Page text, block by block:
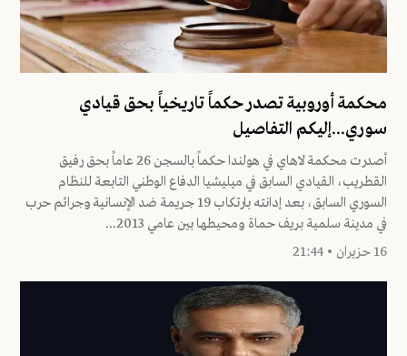
محكمة أوروبية تصدر حكماً تاريخياً بحق قيادي
سوري...إليكم التفاصيل
أصدرت محكمة لاهاي في هولندا حكماً بالسجن 26 عاماً بحق رفيق
القطريب، القيادي السابق في ميليشيا الدفاع الوطني التابعة للنظام
السوري السابق، بعد إدانته بارتكاب 19 جريمة ضد الإنسانية وجرائم حرب
في مدينة سلمية بريف حماة ومحيطها بين عامي 2013...
16 حزيران • 21:44